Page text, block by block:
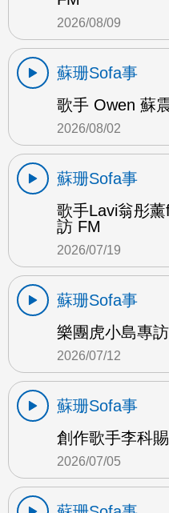
2026/08/09
蘇珊Sofa事
歌手 Owen 蘇
2026/08/02
蘇珊Sofa事
歌手Lavi翁彤
訪 FM
2026/07/19
蘇珊Sofa事
樂團虎小島專
2026/07/12
蘇珊Sofa事
創作歌手李科
2026/07/05